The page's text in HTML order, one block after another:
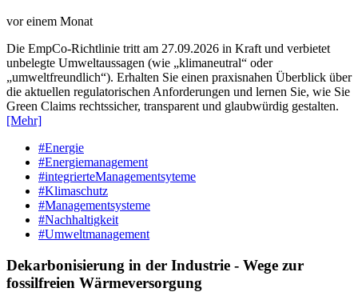
vor einem Monat
Die EmpCo-Richtlinie tritt am 27.09.2026 in Kraft und verbietet
unbelegte Umweltaussagen (wie „klimaneutral“ oder
„umweltfreundlich“). Erhalten Sie einen praxisnahen Überblick über
die aktuellen regulatorischen Anforderungen und lernen Sie, wie Sie
Green Claims rechtssicher, transparent und glaubwürdig gestalten.
[Mehr]
#Energie
#Energiemanagement
#integrierteManagementsyteme
#Klimaschutz
#Managementsysteme
#Nachhaltigkeit
#Umweltmanagement
Dekarbonisierung in der Industrie - Wege zur
fossilfreien Wärmeversorgung